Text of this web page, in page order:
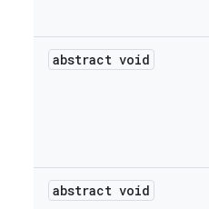
abstract void
abstract void